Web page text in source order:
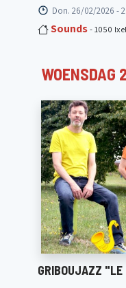
Don. 26/02/2026 -
Sounds- 1050
GRIBOUJAZZ